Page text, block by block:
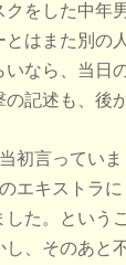
をした中年
はまた別の
なら、当日
記述も、後
初言ってい
エキストラ
た。という
、そのあと